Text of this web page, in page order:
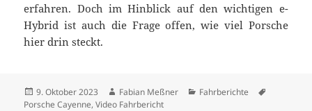
erfahren. Doch im Hinblick auf den wichtigen e-
Hybrid ist auch die Frage offen, wie viel Porsche
hier drin steckt.
Veröffentlicht
am
9. Oktober 2023 Autor
Fabian Meßner Kategorien
Fahrberichte
Porsche Cayenne,Video Fahrbericht